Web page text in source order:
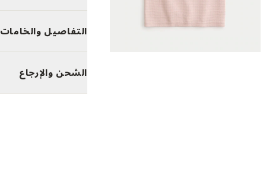
التفاصيل والخامات
الشحن والإرجاع